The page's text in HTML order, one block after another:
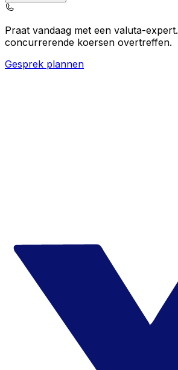
Praat vandaag met een valuta-expert.
concurrerende koersen overtreffen.
Gesprek plannen